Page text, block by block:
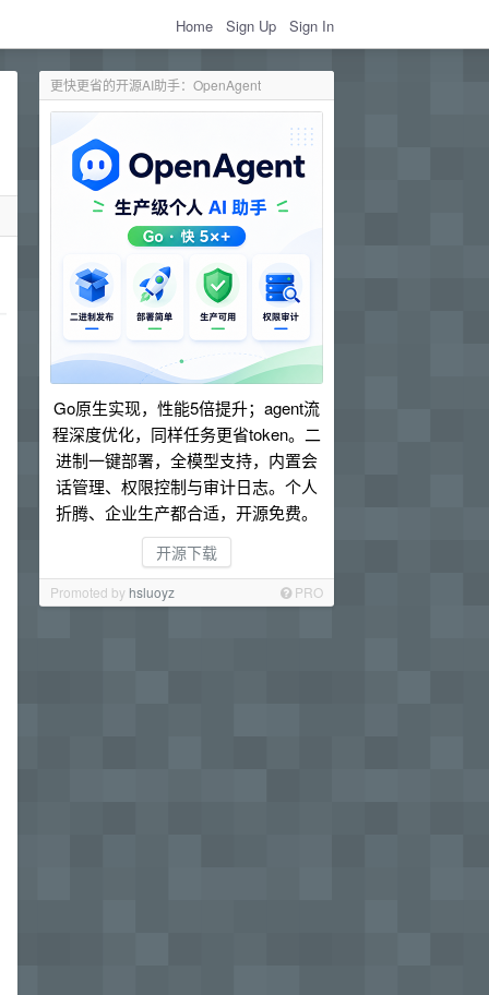
Home Sign Up Sign In
更快更省的开源AI助手：OpenAgent
Go原生实现，性能5倍提升；agent流
程深度优化，同样任务更省token。二
进制一键部署，全模型支持，内置会
话管理、权限控制与审计日志。个人
折腾、企业生产都合适，开源免费。
开源下载
Promoted by hsluoyz PRO